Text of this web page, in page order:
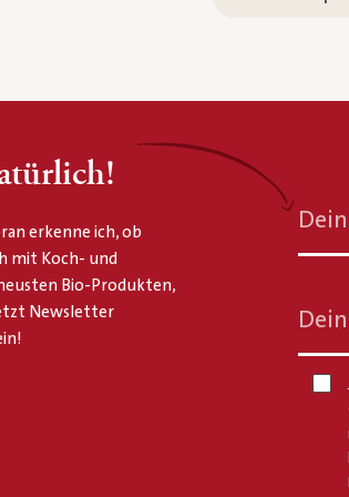
erkenne ich, ob
mit Koch- und
Bio-Produkten,
Newsletter